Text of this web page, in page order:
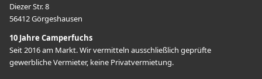
Diezer Str. 8
56412 Görgeshausen
10 Jahre Camperfuchs
Seit 2016 am Markt. Wir vermitteln ausschließlich geprüfte
gewerbliche Vermieter, keine Privatvermietung.